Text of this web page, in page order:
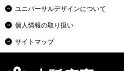
ユニバーサルデザインについて
個人情報の取り扱い
サイトマップ